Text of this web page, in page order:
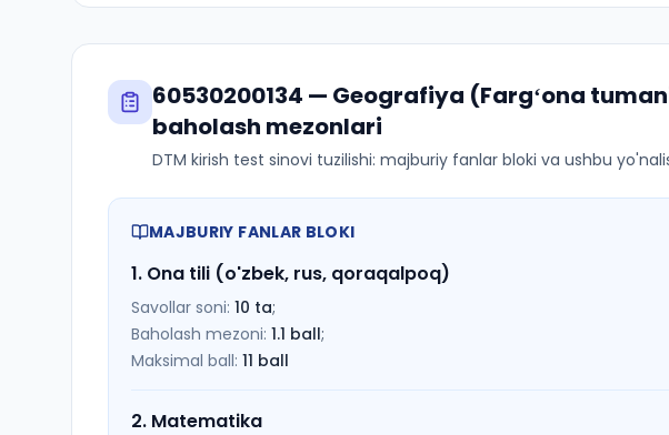
60530200134 — Geografiya (Fargʻona
baholash mezonlari
DTM kirish test sinovi tuzilishi: majburiy fanlar bloki va ushbu
MAJBURIY FANLAR BLOKI
1. Ona tili (o'zbek, rus, qoraqalpoq)
Savollar soni: 10 ta;
Baholash mezoni: 1.1 ball;
Maksimal ball: 11 ball
2. Matematika